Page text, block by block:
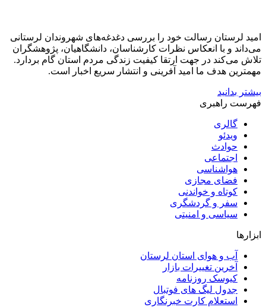
امید لرستان رسالت خود را بررسی دغدغه‌های شهروندان لرستانی
می‌داند و با انعکاس نظرات کارشناسان، دانشگاهیان، پژوهشگران
تلاش می‌کند در جهت ارتقا کیفیت زندگی مردم استان گام بردارد.
مهمترین هدف ما امید آفرینی و انتشار سریع اخبار است.
بیشتر بدانید
فهرست راهبری
گالری
ویدئو
حوادث
اجتماعی
هواشناسی
فضای مجازی
کوتاه و خواندنی
سفر و گردشگری
سیاسی و امنیتی
ابزارها
آب و هوای استان لرستان
آخرین تغییرات بازار
کیوسک روزنامه
جدول لیگ های فوتبال
استعلام کارت خبرنگاری